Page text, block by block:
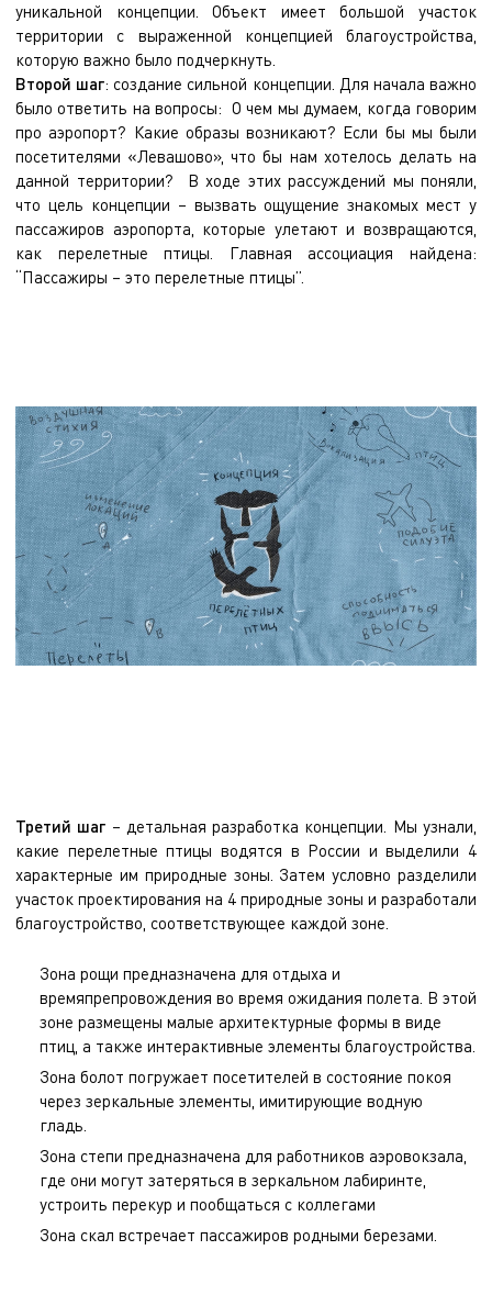
уникальной концепции. Объект имеет большой участок
территории с выраженной концепцией благоустройства,
которую важно было подчеркнуть.
Второй шаг: создание сильной концепции. Для начала важно
было ответить на вопросы: О чем мы думаем, когда говорим
про аэропорт? Какие образы возникают? Если бы мы были
посетителями «Левашово», что бы нам хотелось делать на
данной территории? В ходе этих рассуждений мы поняли,
что цель концепции – вызвать ощущение знакомых мест у
пассажиров аэропорта, которые улетают и возвращаются,
как перелетные птицы. Главная ассоциация найдена:
“Пассажиры – это перелетные птицы”.
Третий шаг – детальная разработка концепции. Мы узнали,
какие перелетные птицы водятся в России и выделили 4
характерные им природные зоны. Затем условно разделили
участок проектирования на 4 природные зоны и разработали
благоустройство, соответствующее каждой зоне.
Зона рощи предназначена для отдыха и
времяпрепровождения во время ожидания полета. В этой
зоне размещены малые архитектурные формы в виде
птиц, а также интерактивные элементы благоустройства.
Зона болот погружает посетителей в состояние покоя
через зеркальные элементы, имитирующие водную
гладь.
Зона степи предназначена для работников аэровокзала,
где они могут затеряться в зеркальном лабиринте,
устроить перекур и пообщаться с коллегами
Зона скал встречает пассажиров родными березами.